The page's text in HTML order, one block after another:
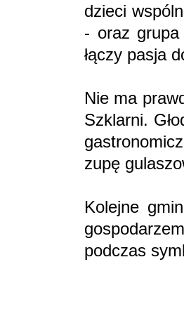
dzieci
- oraz
łączy pasja
Nie ma
Szklarni.
zupę
Kolejne
podczas